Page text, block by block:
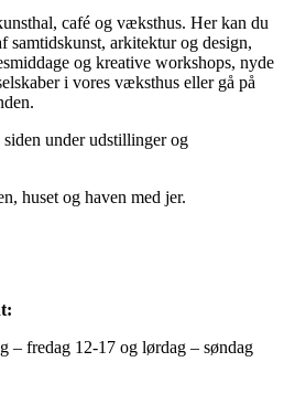
café og væksthus. Her kan du
samtidskunst, arkitektur og design,
og kreative workshops, nyde
i vores væksthus eller gå på
under udstillinger og
huset og haven med jer.
– fredag 12-17 og lørdag – søndag